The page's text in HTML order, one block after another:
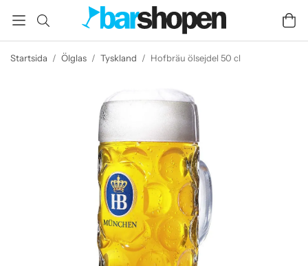
Startsida / Ölglas / Tyskland / Hofbräu ölsejdel 50 cl